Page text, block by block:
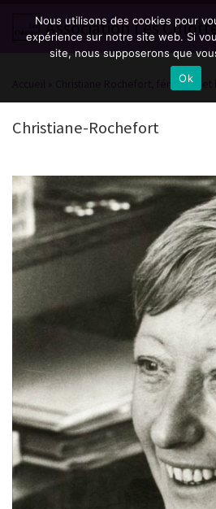
Passer au contenu
Association Les
Christiane Rochefort, féministe et
Christiane-Rochefort
Navigation des images
Nous utilisons des cookies pour
expérience sur notre site web. Si
site, nous supposerons que
Ok